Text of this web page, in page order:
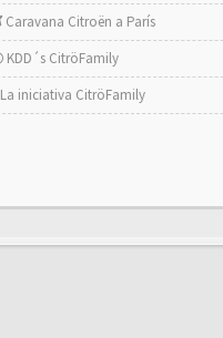
Caravana Citroën a París
KDD´s CitröFamily
La iniciativa CitröFamily